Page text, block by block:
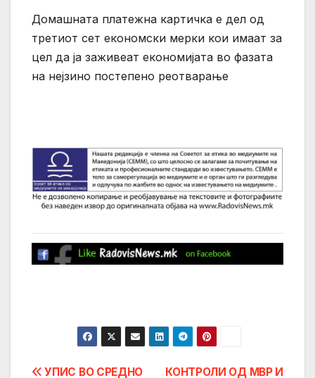
Домашната платежна картичка е дел од
третиот сет економски мерки кои имаат за
цел да ја заживеат економијата во фазата
на нејзино постепено реотварање
КОНТРОЛИ ОД МВР И
УПИС ВО СРЕДНО